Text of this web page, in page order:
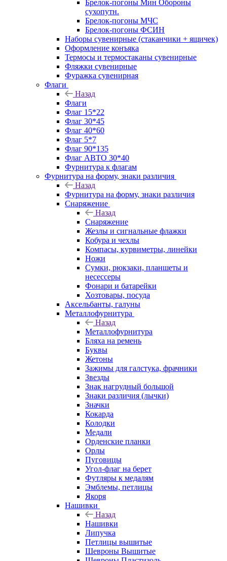
Брелок-погоны Мин Обороны
сухопутн.
Брелок-погоны МЧС
Брелок-погоны ФСИН
Наборы сувенирные (стаканчики + ящичек)
Оформление конъяка
Термосы и термостаканы сувенирные
Фляжки сувенирные
Фуражка сувенирная
Флаги
Назад
Флаги
Флаг 15*22
Флаг 30*45
Флаг 40*60
Флаг 5*7
Флаг 90*135
Флаг АВТО 30*40
Фурнитура к флагам
Фурнитура на форму, знаки различия
Назад
Фурнитура на форму, знаки различия
Снаряжение
Назад
Снаряжение
Жезлы и сигнальные флажки
Кобура и чехлы
Компасы, курвиметры, линейки
Ножи
Сумки, рюкзаки, планшеты и
несессеры
Фонари и батарейки
Хозтовары, посуда
Аксельбанты, галуны
Металлофурнитура
Назад
Металлофурнитура
Бляха на ремень
Буквы
Жетоны
Зажимы для галстука, фрачники
Звезды
Знак нагрудный большой
Знаки различия (лычки)
Значки
Кокарда
Колодки
Медали
Орденские планки
Орлы
Пуговицы
Угол-флаг на берет
Футляры к медалям
Эмблемы, петлицы
Якоря
Нашивки
Назад
Нашивки
Липучка
Петлицы вышитые
Шевроны Вышитые